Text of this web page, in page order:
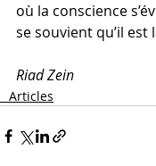
où la conscience
se souvient qu’il est
Riad Zein
_ Articles